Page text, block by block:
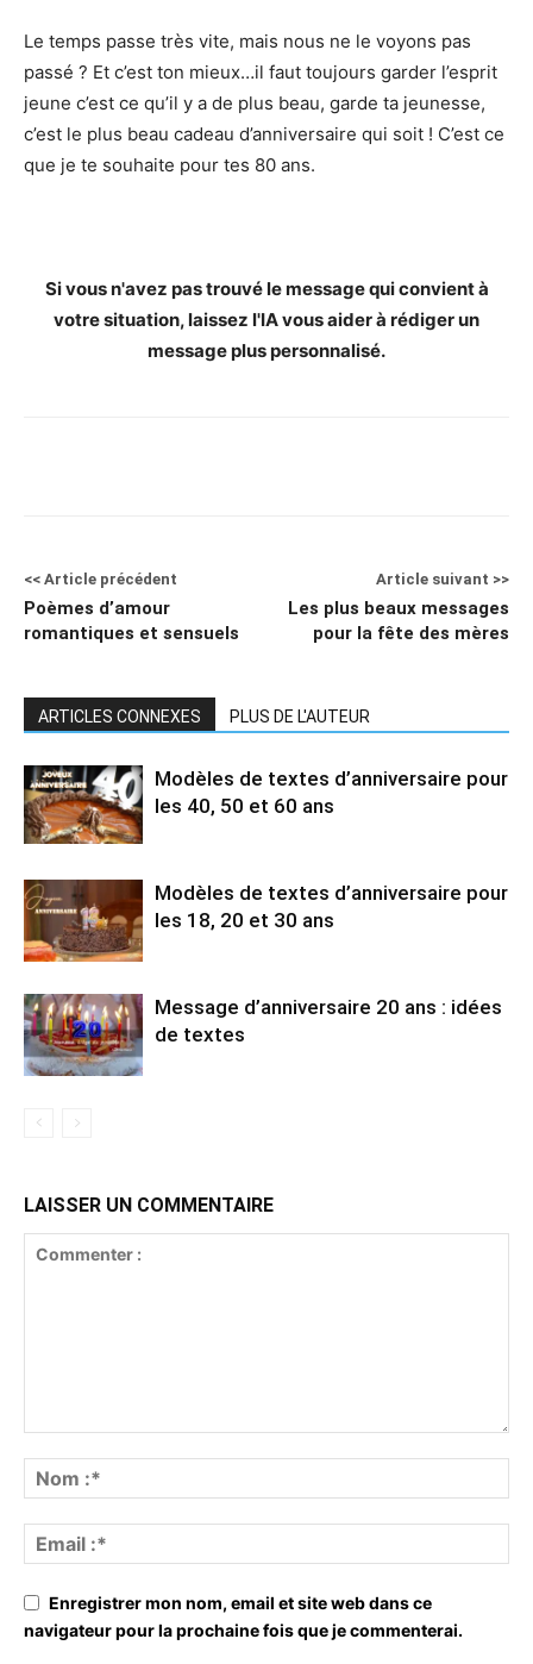
Le temps passe très vite, mais nous ne le voyons pas
passé ? Et c’est ton mieux…il faut toujours garder l’esprit
jeune c’est ce qu’il y a de plus beau, garde ta jeunesse,
c’est le plus beau cadeau d’anniversaire qui soit ! C’est ce
que je te souhaite pour tes 80 ans.
Si vous n'avez pas trouvé le message qui convient à
votre situation, laissez l'IA vous aider à rédiger un
message plus personnalisé.
<< Article précédent
Poèmes d’amour
romantiques et sensuels
Article suivant >>
Les plus beaux messages
pour la fête des mères
ARTICLES CONNEXES PLUS DE L'AUTEUR
Modèles de textes d’anniversaire pour
les 40, 50 et 60 ans
Modèles de textes d’anniversaire pour
les 18, 20 et 30 ans
Message d’anniversaire 20 ans : idées
de textes
LAISSER UN COMMENTAIRE
Enregistrer mon nom, email et site web dans ce
navigateur pour la prochaine fois que je commenterai.